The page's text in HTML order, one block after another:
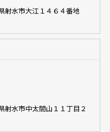
射水市大江１４６４番地
射水市中太閤山１１丁目２